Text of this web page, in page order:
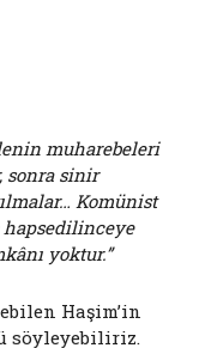
muharebeleri
sonra sinir
Komünist
hapsedilinceye
yoktur.”
Haşim’in
söyleyebiliriz.